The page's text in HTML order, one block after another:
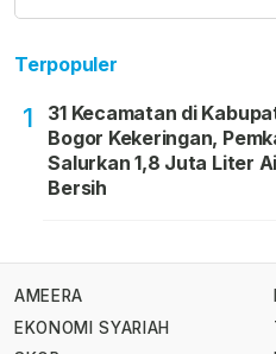
Terpopuler
1
31 Kecamatan di
Bogor Kekeringan,
Salurkan 1,8 Juta Liter
Bersih
AMEERA
EKONOMI SYARIAH